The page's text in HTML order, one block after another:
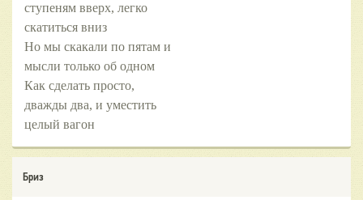
ступеням вверх, легко
скатиться вниз
Но мы скакали по пятам и
мысли только об одном
Как сделать просто,
дважды два, и уместить
целый вагон
Бриз